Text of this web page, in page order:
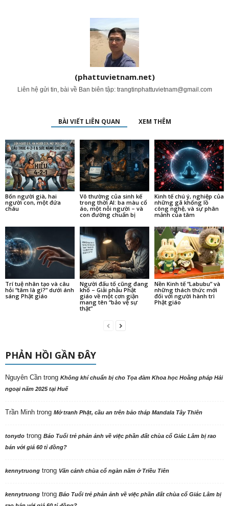
(phattuvietnam.net)
Liên hệ gửi tin, bài về Ban biên tập: trangtinphattuvietnam@gmail.com
BÀI VIẾT LIÊN QUAN XEM THÊM
Bốn người già, hai
người con, một đứa
cháu
Vô thường của sinh kế
trong thời AI: ba màu cổ
áo, một nỗi người – và
con đường chuẩn bị
Kinh tế chú ý, nghiệp của
những gã khổng lồ
công nghệ, và sự phân
mảnh của tâm
Trí tuệ nhân tạo và câu
hỏi “tâm là gì?” dưới ánh
sáng Phật giáo
Người đấu tố cũng đang
khổ – Giải phẫu Phật
giáo về một cơn giận
mang tên “bảo vệ sự
thật”
Nền Kinh tế “Labubu” và
những thách thức mới
đối với người hành trì
Phật giáo
PHẢN HỒI GẦN ĐÂY
Nguyên Cần trong Không khí chuẩn bị cho Tọa đàm Khoa học Hoằng pháp Hải
ngoại năm 2025 tại Huế
Trần Minh trong Mở tranh Phật, cầu an trên bảo tháp Mandala Tây Thiên
tonydo trong Báo Tuổi trẻ phản ảnh về việc phần đất chùa cổ Giác Lâm bị rao
bán với giá 60 tỉ đồng?
kennytruong trong Vãn cảnh chùa cổ ngàn năm ở Triều Tiên
kennytruong trong Báo Tuổi trẻ phản ảnh về việc phần đất chùa cổ Giác Lâm bị